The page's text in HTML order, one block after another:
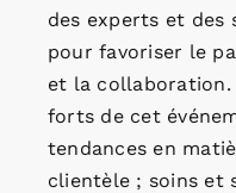
des experts et des
pour favoriser le
et la
forts de cet
tendances en
clientèle ; soins et